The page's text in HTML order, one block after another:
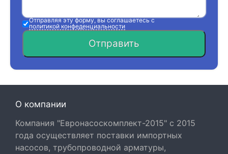
Отправляя эту форму, вы соглашаетесь с
политикой конфеденциальности
Отправить
О компании
Компания "Евронасоскомплект-2015" с 2015
года осуществляет поставки импортных
насосов, трубопроводной арматуры,